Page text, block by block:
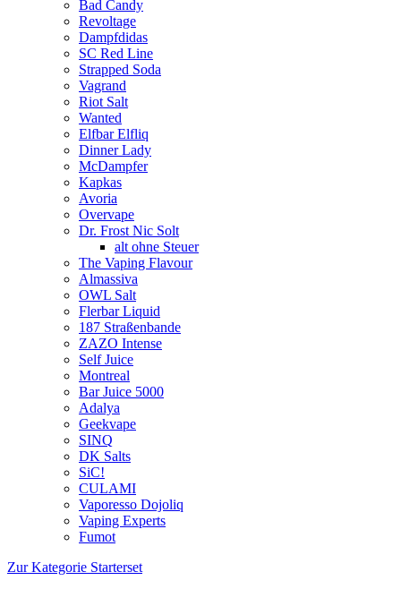
Bad Candy
Revoltage
Dampfdidas
SC Red Line
Strapped Soda
Vagrand
Riot Salt
Wanted
Elfbar Elfliq
Dinner Lady
McDampfer
Kapkas
Avoria
Overvape
Dr. Frost Nic Solt
alt ohne Steuer
The Vaping Flavour
Almassiva
OWL Salt
Flerbar Liquid
187 Straßenbande
ZAZO Intense
Self Juice
Montreal
Bar Juice 5000
Adalya
Geekvape
SINQ
DK Salts
SiC!
CULAMI
Vaporesso Dojoliq
Vaping Experts
Fumot
Zur Kategorie Starterset